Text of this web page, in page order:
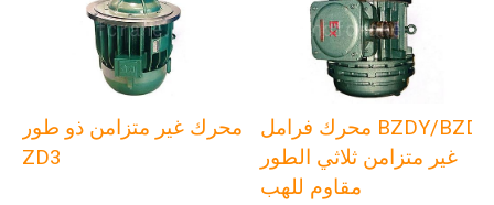
محرك غير متزامن ذو طور
ZD3
محرك فرامل BZDY/BZD
غير متزامن ثلاثي الطور
مقاوم للهب